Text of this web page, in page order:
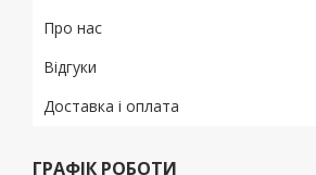
Про нас
Відгуки
Доставка і оплата
ГРАФІК РОБОТИ